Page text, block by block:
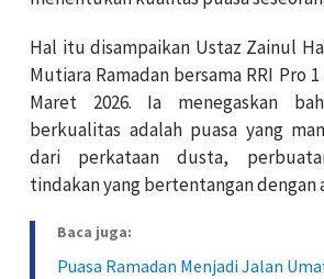
Hal itu disampaikan Ustaz Zainul
Mutiara Ramadan bersama RRI Pro
Maret 2026. Ia menegaskan
berkualitas adalah puasa yang
dari perkataan dusta,
tindakan yang bertentangan dengan
Baca juga:
Puasa Ramadan Menjadi Jalan